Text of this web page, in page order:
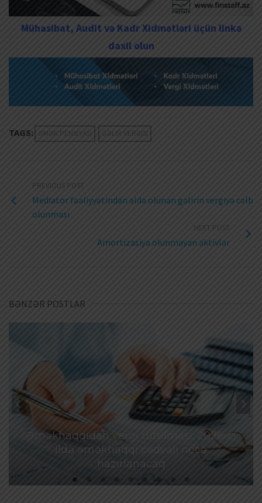
Mühasibat, Audit və Kadr Xidmətləri üçün linkə
daxil olun
TAGS: ƏMƏK PENSIYASI GƏLIR VERGISI
PREVIOUS POST
Mediator fəaliyyətindən əldə olunan gəlirin vergiyə cəlb
olunması
NEXT POST
Amortizasiya olunmayan aktivlər
BƏNZƏR POSTLAR
Əməkhaqqıdan vergi tutulması: 2026-cı
ildə əməkhaqqı cədvəli necə
hazırlanacaq